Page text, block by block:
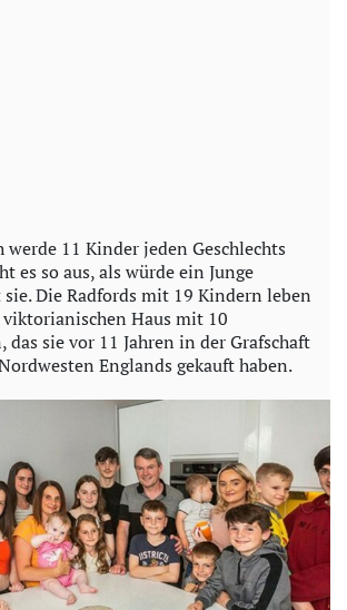
werde 11 Kinder jeden Geschlechts
es so aus, als würde ein Junge
sie. Die Radfords mit 19 Kindern leben
Haus mit 10
das sie vor 11 Jahren in der Grafschaft
Englands gekauft haben.